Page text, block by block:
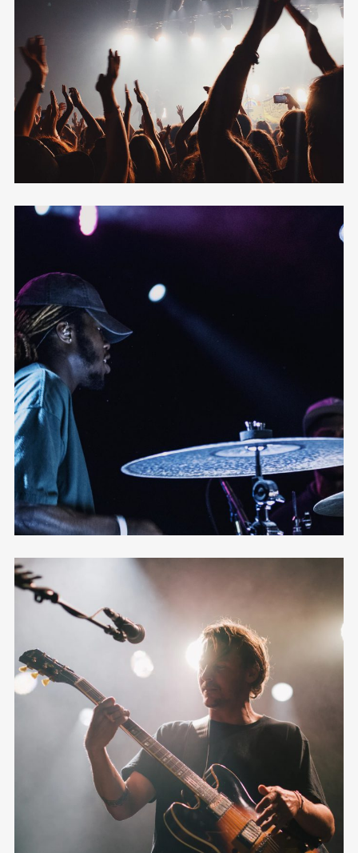
Metro Full
12 photos — Live
Masonry
12 photos Tour